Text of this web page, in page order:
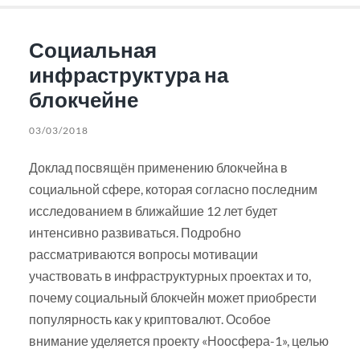
Социальная
инфраструктура на
блокчейне
03/03/2018
Доклад посвящён применению блокчейна в
социальной сфере, которая согласно последним
исследованием в ближайшие 12 лет будет
интенсивно развиваться. Подробно
рассматриваются вопросы мотивации
участвовать в инфраструктурных проектах и то,
почему социальный блокчейн может приобрести
популярность как у криптовалют. Особое
внимание уделяется проекту «Ноосфера-1», целью